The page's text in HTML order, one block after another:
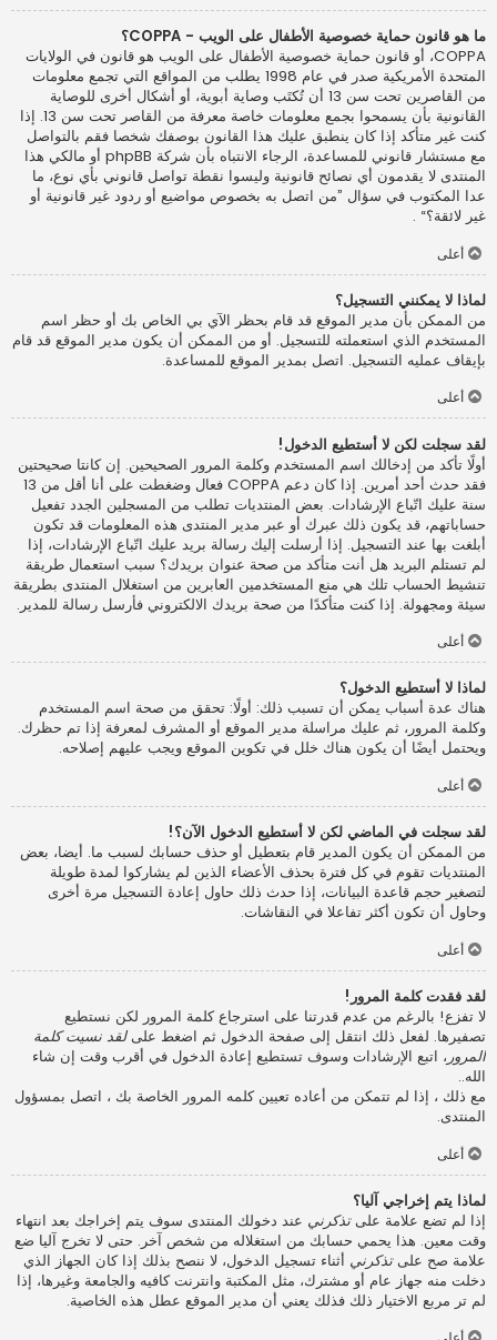
ما هو قانون حماية خصوصية الأطفال على الويب - COPPA؟
COPPA، أو قانون حماية خصوصية الأطفال على الويب هو قانون في الولايات
المتحدة الأمريكية صدر في عام 1998 يطلب من المواقع التي تجمع معلومات
من القاصرين تحت سن 13 أن تُكتَب وصاية أبوية، أو أشكال أخرى للوصاية
القانونية بأن يسمحوا بجمع معلومات خاصة معرفة من القاصر تحت سن 13. إذا
كنت غير متأكد إذا كان ينطبق عليك هذا القانون بوصفك شخصا فقم بالتواصل
مع مستشار قانوني للمساعدة، الرجاء الانتباه بأن شركة phpBB أو مالكي هذا
المنتدى لا يقدمون أي نصائح قانونية وليسوا نقطة تواصل قانوني بأي نوع، ما
عدا المكتوب في سؤال ”من اتصل به بخصوص مواضيع أو ردود غير قانونية أو
غير لائقة؟“ .
أعلى
لماذا لا يمكنني التسجيل؟
من الممكن بأن مدير الموقع قد قام بحظر الآي بي الخاص بك أو حظر اسم
المستخدم الذي استعملته للتسجيل. أو من الممكن أن يكون مدير الموقع قد قام
بإيقاف عمليه التسجيل. اتصل بمدير الموقع للمساعدة.
أعلى
لقد سجلت لكن لا أستطيع الدخول!
أولًا تأكد من إدخالك اسم المستخدم وكلمة المرور الصحيحين. إن كانتا صحيحتين
فقد حدث أحد أمرين. إذا كان دعم COPPA فعال وضغطت على أنا أقل من 13
سنة عليك اتّباع الإرشادات. بعض المنتديات تطلب من المسجلين الجدد تفعيل
حساباتهم، قد يكون ذلك عبرك أو عبر مدير المنتدى هذه المعلومات قد تكون
أبلغت بها عند التسجيل. إذا أرسلت إليك رسالة بريد عليك اتّباع الإرشادات، إذا
لم تستلم البريد هل أنت متأكد من صحة عنوان بريدك؟ سبب استعمال طريقة
تنشيط الحساب تلك هي منع المستخدمين العابرين من استغلال المنتدى بطريقة
سيئة ومجهولة. إذا كنت متأكدًا من صحة بريدك الالكتروني فأرسل رسالة للمدير.
أعلى
لماذا لا أستطيع الدخول؟
هناك عدة أسباب يمكن أن تسبب ذلك: أولًا: تحقق من صحة اسم المستخدم
وكلمة المرور، ثم عليك مراسلة مدير الموقع أو المشرف لمعرفة إذا تم حظرك.
ويحتمل أيضًا أن يكون هناك خلل في تكوين الموقع ويجب عليهم إصلاحه.
أعلى
لقد سجلت في الماضي لكن لا أستطيع الدخول الآن؟!
من الممكن أن يكون المدير قام بتعطيل أو حذف حسابك لسبب ما. أيضا، بعض
المنتديات تقوم في كل فترة بحذف الأعضاء الذين لم يشاركوا لمدة طويلة
لتصغير حجم قاعدة البيانات، إذا حدث ذلك حاول إعادة التسجيل مرة أخرى
وحاول أن تكون أكثر تفاعلا في النقاشات.
أعلى
لقد فقدت كلمة المرور!
لا تفزع! بالرغم من عدم قدرتنا على استرجاع كلمة المرور لكن نستطيع
تصفيرها. لفعل ذلك انتقل إلى صفحة الدخول ثم اضغط علىلقد نسيت كلمة
المرور ، اتبع الإرشادات وسوف تستطيع إعادة الدخول في أقرب وقت إن شاء
الله..
مع ذلك ، إذا لم تتمكن من أعاده تعيين كلمه المرور الخاصة بك ، اتصل بمسؤول
المنتدى.
أعلى
لماذا يتم إخراجي آليا؟
إذا لم تضع علامة علىتذكرني عند دخولك المنتدى سوف يتم إخراجك بعد انتهاء
وقت معين. هذا يحمي حسابك من استغلاله من شخص آخر. حتى لا تخرج آليا ضع
علامة صح علىتذكرني أثناء تسجيل الدخول، لا ننصح بذلك إذا كان الجهاز الذي
دخلت منه جهاز عام أو مشترك، مثل المكتبة وانترنت كافيه والجامعة وغيرها، إذا
لم تر مربع الاختيار ذلك فذلك يعني أن مدير الموقع عطل هذه الخاصية.